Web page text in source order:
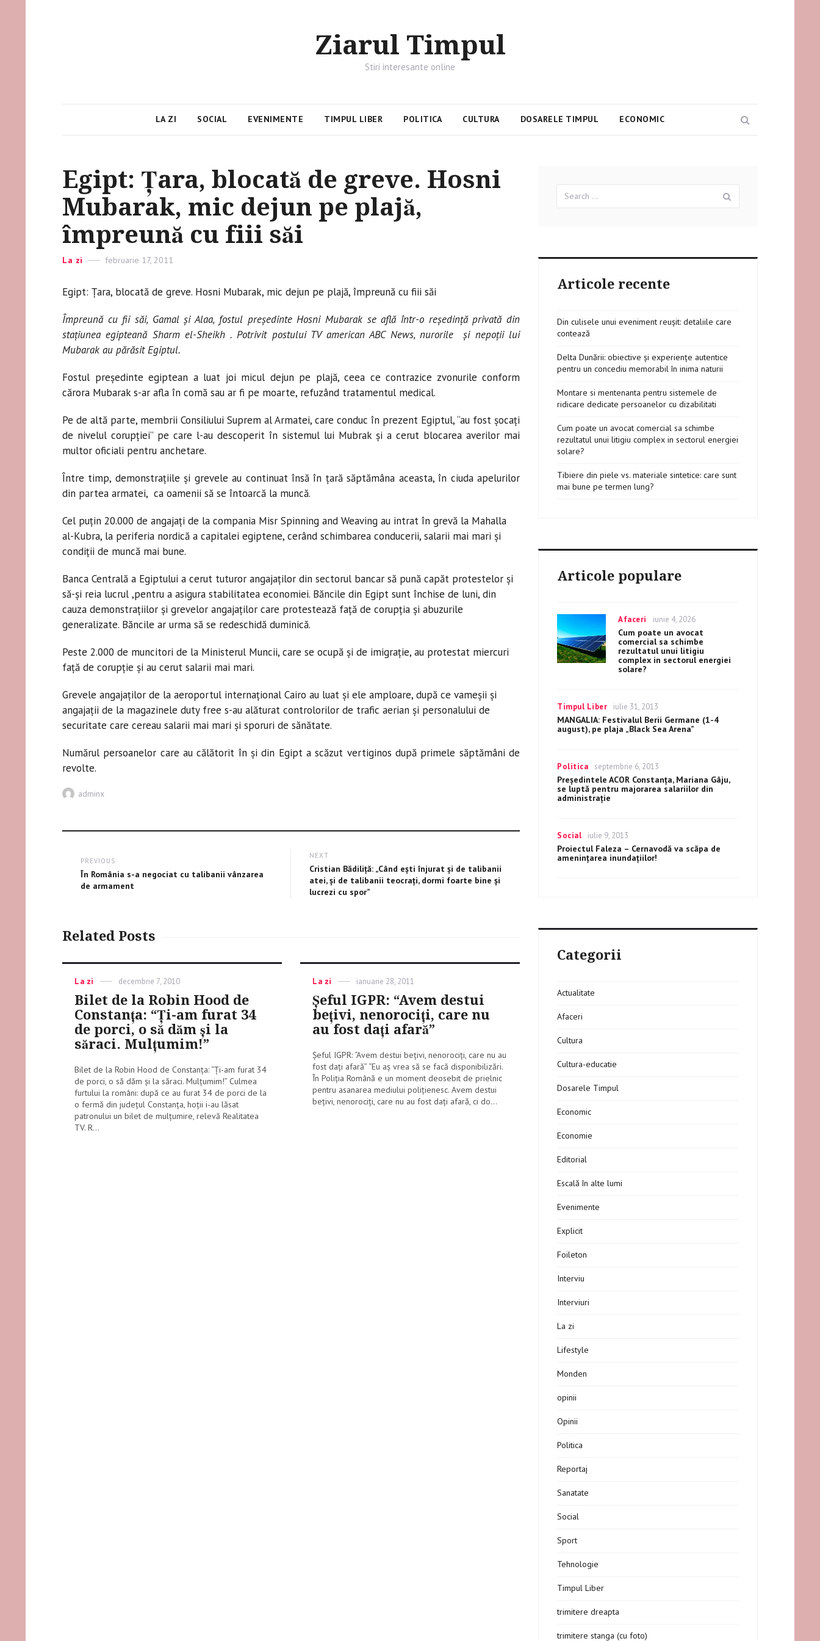
Ziarul Timpul
Stiri interesante online
LA ZI SOCIAL EVENIMENTE TIMPUL LIBER POLITICA CULTURA DOSARELE TIMPUL ECONOMIC
Egipt: Țara, blocată de greve. Hosni
Mubarak, mic dejun pe plajă,
împreună cu fiii săi
Categories
La zi
Posted
februarie 17, 2011
Egipt: Țara, blocată de greve. Hosni Mubarak, mic dejun pe plajă, împreună cu fiii săi
Împreună cu fii săi, Gamal şi Alaa, fostul președinte Hosni Mubarak se află într-o reşedinţă privată din
staţiunea egipteană Sharm el-Sheikh . Potrivit postului TV american ABC News, nurorile şi nepoţii lui
Mubarak au părăsit Egiptul.
Fostul preşedinte egiptean a luat joi micul dejun pe plajă, ceea ce contrazice zvonurile conform
cărora Mubarak s-ar afla în comă sau ar fi pe moarte, refuzând tratamentul medical.
Pe de altă parte, membrii Consiliului Suprem al Armatei, care conduc în prezent Egiptul, “au fost şocați
de nivelul corupţiei” pe care l-au descoperit în sistemul lui Mubrak şi a cerut blocarea averilor mai
multor oficiali pentru anchetare.
Între timp, demonstraţiile şi grevele au continuat însă în ţară săptămâna aceasta, în ciuda apelurilor
din partea armatei, ca oamenii să se întoarcă la muncă.
Cel puţin 20.000 de angajaţi de la compania Misr Spinning and Weaving au intrat în grevă la Mahalla
al-Kubra, la periferia nordică a capitalei egiptene, cerând schimbarea conducerii, salarii mai mari şi
condiţii de muncă mai bune.
Banca Centrală a Egiptului a cerut tuturor angajaţilor din sectorul bancar să pună capăt protestelor şi
să-şi reia lucrul ,pentru a asigura stabilitatea economiei. Băncile din Egipt sunt închise de luni, din
cauza demonstraţiilor şi grevelor angajaţilor care protestează faţă de corupţia şi abuzurile
generalizate. Băncile ar urma să se redeschidă duminică.
Peste 2.000 de muncitori de la Ministerul Muncii, care se ocupă şi de imigraţie, au protestat miercuri
faţă de corupţie şi au cerut salarii mai mari.
Grevele angajaţilor de la aeroportul internaţional Cairo au luat şi ele amploare, după ce vameşii şi
angajaţii de la magazinele duty free s-au alăturat controlorilor de trafic aerian şi personalului de
securitate care cereau salarii mai mari şi sporuri de sănătate.
Numărul persoanelor care au călătorit în şi din Egipt a scăzut vertiginos după primele săptămâni de
revolte.
Author
adminx
Post
navigation
PREVIOUS
Previous
post:
În România s-a negociat cu talibanii vânzarea
de armament
NEXT
Next
post:
Cristian Bădiliță: „Când ești înjurat și de talibanii
atei, și de talibanii teocrați, dormi foarte bine și
lucrezi cu spor”
Related Posts
Categories
La zi
Posted
on
decembrie 7, 2010
Bilet de la Robin Hood de
Constanța: “Ți-am furat 34
de porci, o să dăm și la
săraci. Mulțumim!”
Bilet de la Robin Hood de Constanța: “Ți-am furat 34
de porci, o să dăm și la săraci. Mulțumim!” Culmea
furtului la români: după ce au furat 34 de porci de la
o fermă din județul Constanţa, hoţii i-au lăsat
patronului un bilet de mulţumire, relevă Realitatea
TV. R...
Categories
La zi
Posted
ianuarie 28, 2011
Şeful IGPR: “Avem destui
beţivi, nenorociţi, care nu
au fost daţi afară”
Şeful IGPR: “Avem destui beţivi, nenorociţi, care nu au
fost daţi afară” “Eu aş vrea să se facă disponibilizări.
În Poliţia Română e un moment deosebit de prielnic
pentru asanarea mediului poliţienesc. Avem destui
beţivi, nenorociţi, care nu au fost daţi afară, ci do...
for:
Articole recente
Din culisele unui eveniment reușit: detaliile care
contează
Delta Dunării: obiective și experiențe autentice
pentru un concediu memorabil în inima naturii
Montare si mentenanta pentru sistemele de
ridicare dedicate persoanelor cu dizabilitati
Cum poate un avocat comercial sa schimbe
rezultatul unui litigiu complex in sectorul energiei
solare?
Tibiere din piele vs. materiale sintetice: care sunt
mai bune pe termen lung?
Articole populare
Categories
Afaceri
Posted
on
iunie 4, 2026
Cum poate un avocat
comercial sa schimbe
rezultatul unui litigiu
complex in sectorul energiei
solare?
Categories
Timpul Liber
Posted
on
iulie 31, 2013
MANGALIA: Festivalul Berii Germane (1-4
august), pe plaja „Black Sea Arena”
Categories
Politica
Posted
on
septembrie 6, 2013
Președintele ACOR Constanța, Mariana Gâju,
se luptă pentru majorarea salariilor din
administrație
Categories
Social
Posted
on
iulie 9, 2013
Proiectul Faleza – Cernavodă va scăpa de
ameninţarea inundaţiilor!
Categorii
Actualitate
Afaceri
Cultura
Cultura-educatie
Dosarele Timpul
Economic
Economie
Editorial
Escală în alte lumi
Evenimente
Explicit
Foileton
Interviu
Interviuri
La zi
Lifestyle
Monden
opinii
Opinii
Politica
Reportaj
Sanatate
Social
Sport
Tehnologie
Timpul Liber
trimitere dreapta
trimitere stanga (cu foto)